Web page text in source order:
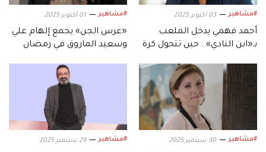
#مشاهير 03 أكتوبر 2025
أحمد فهمي يدخل الملعب
بـ«ابن النادي».. حين تتحول كرة
#مشاهير 01 أكتوبر 2025
«عرس الجن» يجمع إلهام علي
وسعيد الماروق في رمضان
#مشاهير 30 سبتمبر 2025 #مشاهير 29 سبتمبر 2025